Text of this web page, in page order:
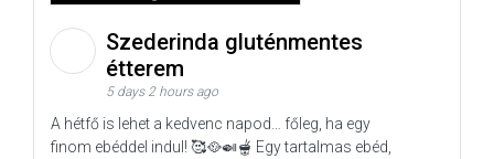
Szederinda gluténmentes
étterem
5 days 2 hours ago
A hétfő is lehet a kedvenc napod… főleg, ha egy
finom ebéddel indul! 🥰🥘🍛🫕 Egy tartalmas ebéd,